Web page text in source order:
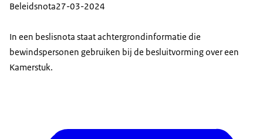
Beleidsnota27-03-2024
In een beslisnota staat achtergrondinformatie die
bewindspersonen gebruiken bij de besluitvorming over een
Kamerstuk.